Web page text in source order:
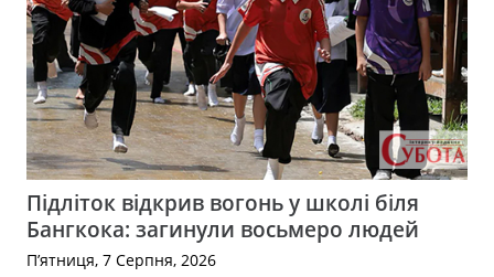
Підліток відкрив вогонь у школі біля
Бангкока: загинули восьмеро людей
П’ятниця, 7 Серпня, 2026